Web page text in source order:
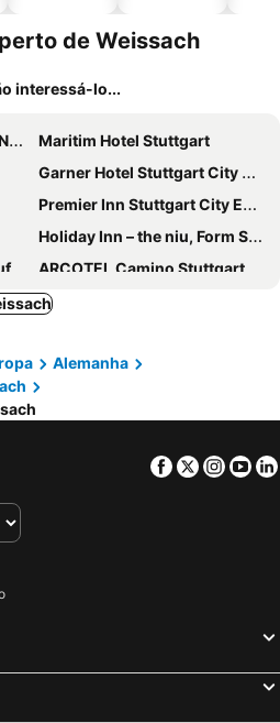
de Weissach
interessá-lo...
Maritim Hotel Stuttgart
Garner Hotel Stuttgart City Centre by IHG
Premier Inn Stuttgart City Europaviertel
Holiday Inn – the niu, Form Stuttgart Feuerbach
ARCOTEL Camino Stuttgart
Ruby Hanna Hotel Stuttgart
V8 HOTEL Motorworld Region Stuttgart
Hotel BaWü
Centro Hotel Boblingen, Trademark Collection by Wyndham
Alemanha
Facebook
Twitter